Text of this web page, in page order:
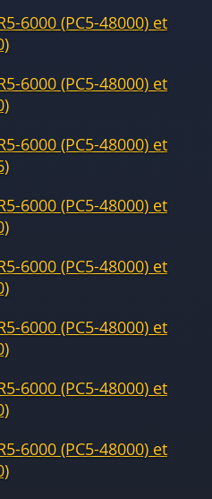
6000 (PC5-48000) et
6000 (PC5-48000) et
6000 (PC5-48000) et
6000 (PC5-48000) et
6000 (PC5-48000) et
6000 (PC5-48000) et
6000 (PC5-48000) et
6000 (PC5-48000) et